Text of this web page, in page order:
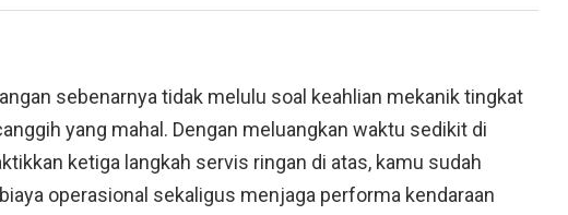
sebenarnya tidak melulu soal keahlian mekanik tingkat
yang mahal. Dengan meluangkan waktu sedikit di
ketiga langkah servis ringan di atas, kamu sudah
operasional sekaligus menjaga performa kendaraan